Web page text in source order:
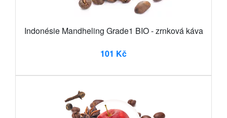
Indonésie Mandheling Grade1 BIO - zrnková káva
101 Kč